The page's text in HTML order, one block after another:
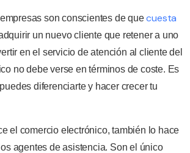
son conscientes de quecuesta
un nuevo cliente que retener a uno
en el servicio de atención al cliente del
no debe verse en términos de coste. Es
diferenciarte y hacer crecer tu
el comercio electrónico, también lo hace
agentes de asistencia. Son el único